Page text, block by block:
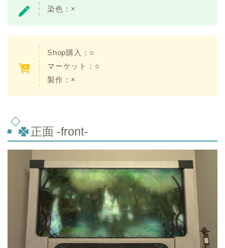
染色：×
Shop購入：○
マーケット：○
製作：×
正面 -front-